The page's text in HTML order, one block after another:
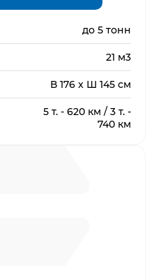
до 5 тонн
21 м3
В 176 x Ш 145 см
5 т. - 620 км / 3 т. -
740 км